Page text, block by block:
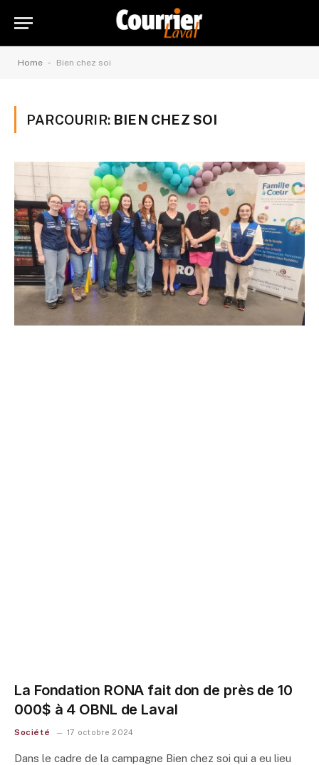
Home - Bien chez soi
PARCOURIR: BIEN CHEZ SOI
La Fondation RONA fait don de près de 10
000$ à 4 OBNL de Laval
Société 17 octobre 2024
Dans le cadre de la campagne Bien chez soi qui a eu lieu